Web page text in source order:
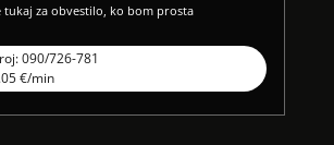
tukaj za obvestilo, ko bom prosta
090/726-781
€/min